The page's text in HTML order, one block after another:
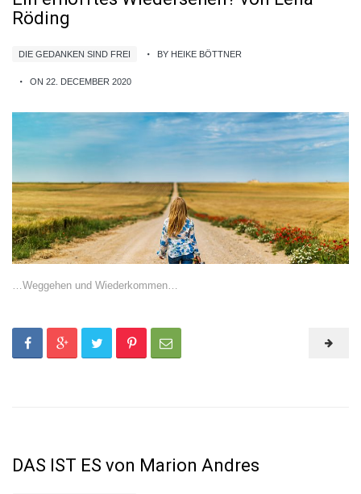
Röding
DIE GEDANKEN SIND FREI BY HEIKE BÖTTNER
ON 22. DECEMBER 2020
…Weggehen und Wiederkommen…
DAS IST ES von Marion Andres